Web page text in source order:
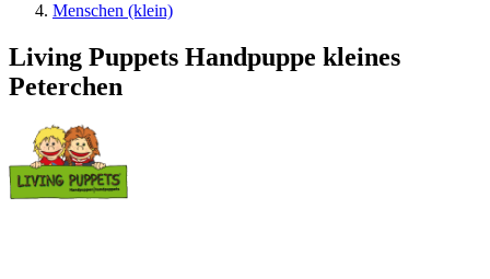
Menschen (klein)
Living Puppets Handpuppe kleines
Peterchen